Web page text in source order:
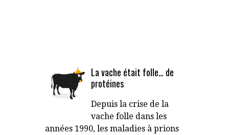
La vache était folle… de
protéines
Depuis la crise de la
vache folle dans les
années 1990, les maladies à prions